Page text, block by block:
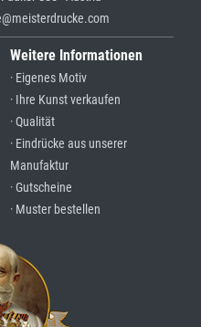
Weitere Informationen
· Eigenes Motiv
· Ihre Kunst verkaufen
· Qualität
· Eindrücke aus unserer
Manufaktur
· Gutscheine
· Muster bestellen